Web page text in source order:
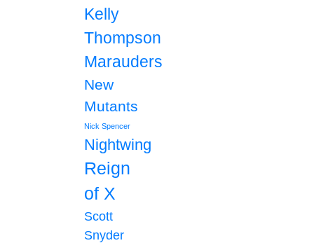
Kelly
Thompson
Marauders
New
Mutants
Nick Spencer
Nightwing
Reign
of X
Scott
Snyder